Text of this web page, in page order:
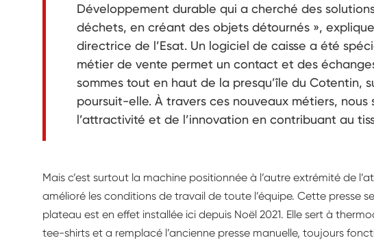
Développement durable qui a cherché des
déchets, en créant des objets détournés »,
directrice de l’Esat. Un logiciel de caisse a été
métier de vente permet un contact et des
sommes tout en haut de la presqu’île du Cotentin,
poursuit-elle. À travers ces nouveaux métiers, nous
l’attractivité et de l’innovation en contribuant au
Mais c’est surtout la machine positionnée à l’autre extrémité de
amélioré les conditions de travail de toute l’équipe. Cette presse
plateau est en effet installée ici depuis Noël 2021. Elle sert à
tee-shirts et a remplacé l’ancienne presse manuelle, toujours